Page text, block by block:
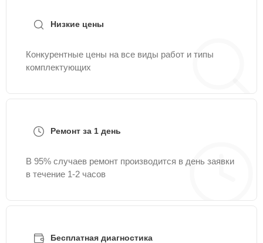
Низкие цены
Конкурентные цены на все виды работ и типы
комплектующих
Ремонт за 1 день
В 95% случаев ремонт производится в день заявки
в течение 1-2 часов
Бесплатная диагностика